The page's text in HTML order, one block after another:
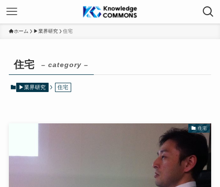
ホーム ▶業界研究 住宅
住宅 – category –
▶業界研究 住宅
住宅